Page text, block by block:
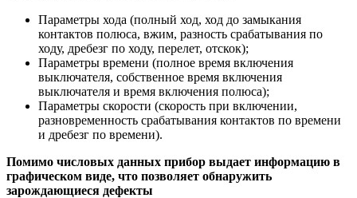
Параметры хода (полный ход, ход до замыкания
контактов полюса, вжим, разность срабатывания по
ходу, дребезг по ходу, перелет, отскок);
Параметры времени (полное время включения
выключателя, собственное время включения
выключателя и время включения полюса);
Параметры скорости (скорость при включении,
разновременность срабатывания контактов по времени
и дребезг по времени).
Помимо числовых данных прибор выдает информацию в
графическом виде, что позволяет обнаружить
зарождающиеся дефекты